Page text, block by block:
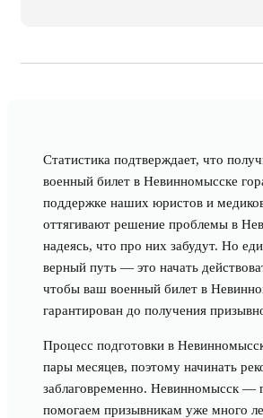
Статистика подтверждает, что
военный билет в Невинномысске
поддержке наших юристов и
оттягивают решение проблемы в
надеясь, что про них забудут. Но
верный путь — это начать
чтобы ваш военный билет в
гарантирован до получения
Процесс подготовки в
пары месяцев, поэтому начинать
заблаговременно. Невинномысск —
помогаем призывникам уже много